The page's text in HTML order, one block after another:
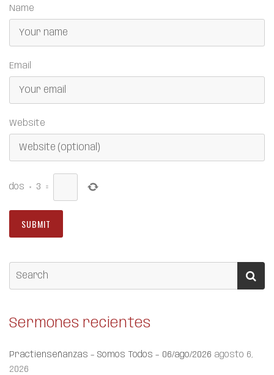
Name
Email
Website
dos × 3 =
Sermones recientes
Practienseñanzas – Somos Todos – 06/ago/2026 agosto 6,
2026